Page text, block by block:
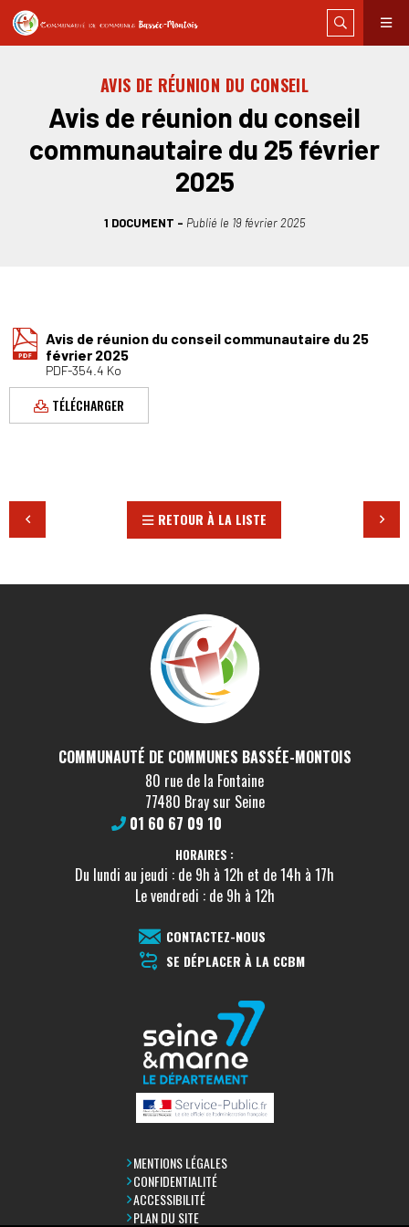
AVIS DE RÉUNION DU CONSEIL
Avis de réunion du conseil
communautaire du 25 février
2025
1 DOCUMENT Publié le 19 février 2025
Avis de réunion du conseil communautaire du 25
février 2025
PDF-354.4 Ko
TÉLÉCHARGER
RETOUR À LA LISTE
COMMUNAUTÉ DE COMMUNES BASSÉE-MONTOIS
80 rue de la Fontaine
77480 Bray sur Seine
01 60 67 09 10
HORAIRES :
Du lundi au jeudi : de 9h à 12h et de 14h à 17h
Le vendredi : de 9h à 12h
CONTACTEZ-NOUS
SE DÉPLACER À LA CCBM
MENTIONS LÉGALES
CONFIDENTIALITÉ
ACCESSIBILITÉ
PLAN DU SITE